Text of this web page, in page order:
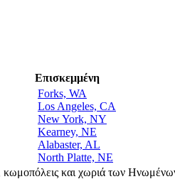
Επισκεμμένη
Forks, WA
Los Angeles, CA
New York, NY
Kearney, NE
Alabaster, AL
North Platte, NE
και χωριά των